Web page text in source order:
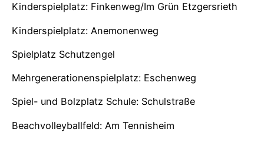
Kinderspielplatz: Finkenweg/Im Grün Etzgersrieth
Kinderspielplatz: Anemonenweg
Spielplatz Schutzengel
Mehrgenerationenspielplatz: Eschenweg
Spiel- und Bolzplatz Schule: Schulstraße
Beachvolleyballfeld: Am Tennisheim